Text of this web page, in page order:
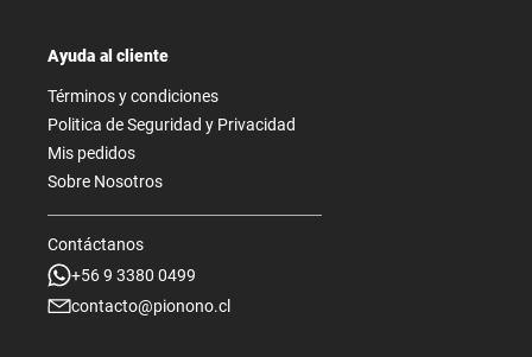
Ayuda al cliente
Términos y condiciones
Politica de Seguridad y Privacidad
Mis pedidos
Sobre Nosotros
Contáctanos
+56 9 3380 0499
contacto@pionono.cl